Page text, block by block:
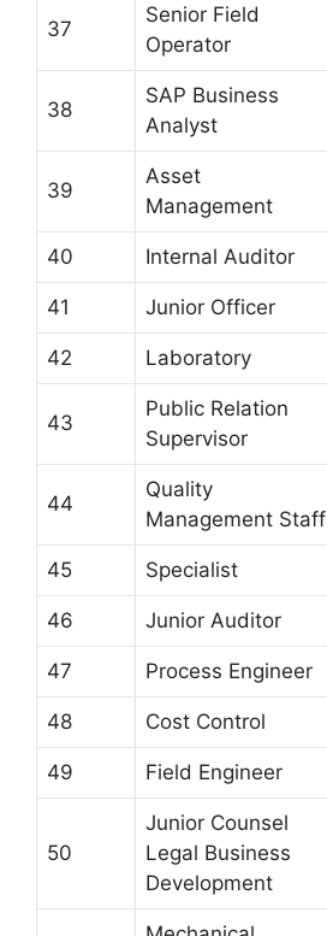
37
Senior Field
Operator
38
SAP Business
Analyst
39
Asset
Management
40 Internal Auditor
41 Junior Officer
42 Laboratory
43
Public Relation
Supervisor
44
Quality
Management Staff
45 Specialist
46 Junior Auditor
47 Process Engineer
48 Cost Control
49 Field Engineer
50
Junior Counsel
Legal Business
Development